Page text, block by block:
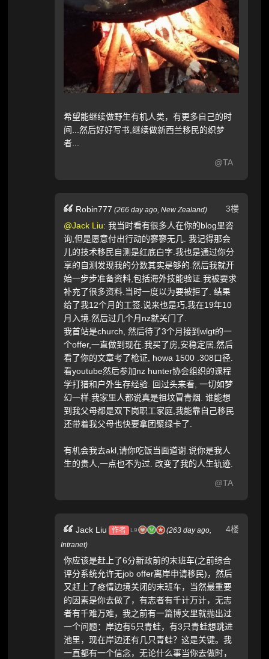
希望能继续做野生有机人类，有更多自己的时
间...然后好好写书,继续做新西兰移民的织梦
者...
@TA
3楼
Robin777 (266 day ago,New Zealand)
@Jack Liu: 我当时看有很多人在你的blog里咨
询,但是愿意付出行动的寥寥无几. 我记得那会
儿的技术移民自测是红底白字.我也是通过你分
享的自测发现我的分数其实是够的.然后我就开
始一步步准备资料,包括海外技能验证.我被要求
补充了很多资料.当时一度以为要被拒了. 结果
给了我12个月的工签.说来也是巧,我在19年10
月入境.然后过几个月nz就关门了.
我首站是church, 然后待了3个月接到wlgt的一
个offer,一直做到现在.我买了房,安稳定居.然后
看了你的文章考了枪证, howa 1500 .308口径.
看youtube然后参加nz hunter协会组织的课程
学打猎和户外生存经验. 回过头来看, 一切如梦
幻一样.我家里人都说真是祖坟冒青烟. 谁能想
到我父母都是双下岗职工家庭,我能靠自己移民
还带着我父母也快要拿团聚绿卡了.
有机会我去akl,请你吃饭当面道谢.说你是我人
生的贵人,一点也不为过. 改变了我的人生轨迹.
@TA
4楼
Jack Liu 作者 L9 (263 day ago,
Intranet)
你应该是赶上了6分新政前的末班车(之前综合
评分系统允许无job offer离岸申请移民)，然后
又赶上了疫情边境关闭的末班车，当然最重要
的因素是你去做了，有志者有千计万计，无志
者有千难万难，我之前有一篇博文里就抛出过
一个问题：岸边有5只青蛙，有3只青蛙想跳进
池里，现在岸边还有几只青蛙？这是关键。我
一直都有一个信念，无论什么事当你去做时，